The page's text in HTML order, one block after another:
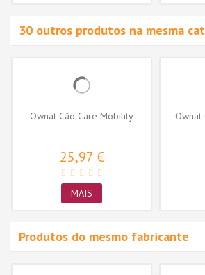
30 outros produtos na mesma
Ownat Cão Care Mobility
25,97 €
MAIS
Ownat
Produtos do mesmo fabricante